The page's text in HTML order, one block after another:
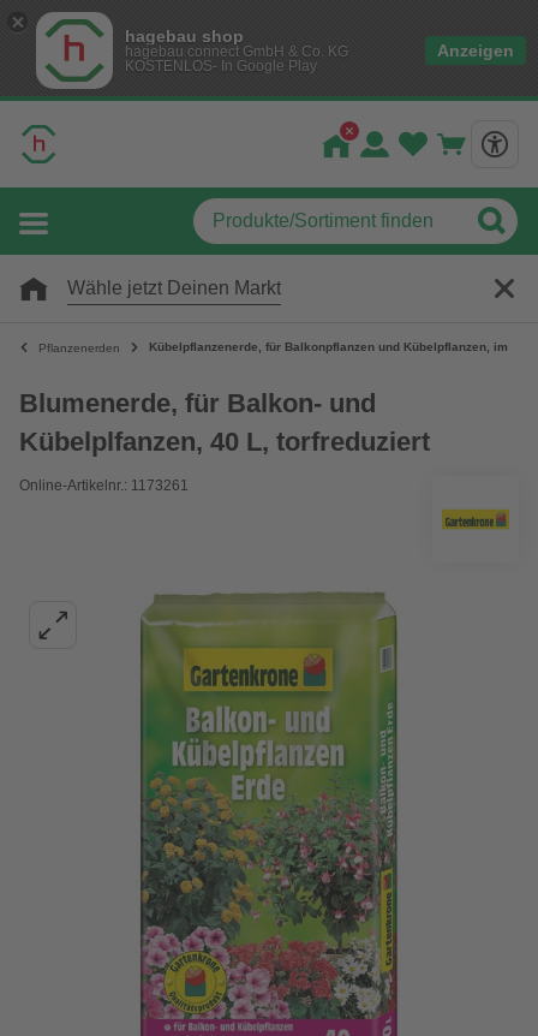
hagebau shop
hagebau connect GmbH & Co. KG
KOSTENLOS- In Google Play
Anzeigen
Wähle jetzt Deinen Markt
Pflanzenerden Kübelpflanzenerde, für Balkonpflanzen und Kübelpflanzen, im
Blumenerde, für Balkon- und
Kübelplfanzen, 40 L, torfreduziert
Online-Artikelnr.: 1173261